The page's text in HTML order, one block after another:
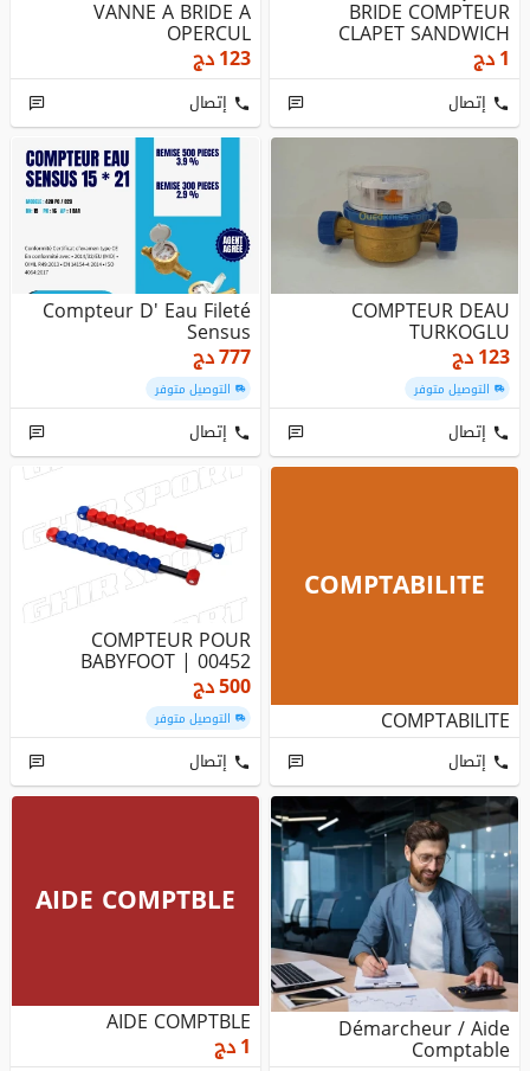
BRIDE COMPTEUR
CLAPET SANDWICH
ADAPTATEUR UNIVERS...
1دج
إتصال
VANNE A BRIDE A
OPERCUL
123دج
إتصال
COMPTEUR DEAU
TURKOGLU
123دج
التوصيل متوفر
إتصال
Compteur D' Eau Fileté
Sensus
777دج
التوصيل متوفر
إتصال
COMPTABILITE
COMPTABILITE
إتصال
COMPTEUR POUR
BABYFOOT | 00452
500دج
التوصيل متوفر
إتصال
Démarcheur / Aide
Comptable
AIDE COMPTBLE
AIDE COMPTBLE
1دج